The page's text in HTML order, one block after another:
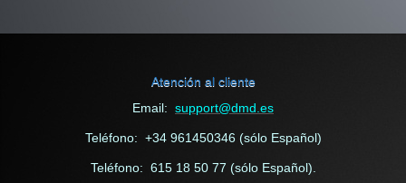
Atención al cliente
Email: support@dmd.es
Teléfono: +34 961450346 (sólo Español)
Teléfono: 615 18 50 77 (sólo Español).